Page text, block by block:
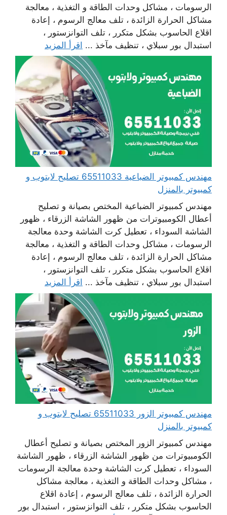
الرسومات ، مشاكل وحدات الطاقة و التغذية ، معالجة
مشاكل الحرارة الزائدة ، تلف معالج الرسوم ، إعادة
اقلاع الحاسوب بشكل متكرر ، تلف التوانزستور ،
استبدال بور سبلاي ، تنظيف مآخذ ... اقرأ المزيد
مهندس كمبيوتر الضباعية 65511033 تصليح لابتوب و
كمبيوتر بالمنزل
مهندس كمبيوتر الضباعية المختص بصيانة و تصليح
أعطال الكومبيوترات من ظهور الشاشة الزرقاء ، ظهور
الشاشة السوداء ، تعطيل كرت الشاشة وحدة معالجة
الرسومات ، مشاكل وحدات الطاقة و التغذية ، معالجة
مشاكل الحرارة الزائدة ، تلف معالج الرسوم ، إعادة
اقلاع الحاسوب بشكل متكرر ، تلف التوانزستور ،
استبدال بور سبلاي ، تنظيف مآخذ ... اقرأ المزيد
مهندس كمبيوتر الزور 65511033 تصليح لابتوب و
كمبيوتر بالمنزل
مهندس كمبيوتر الزور المختص بصيانة و تصليح أعطال
الكومبيوترات من ظهور الشاشة الزرقاء ، ظهور الشاشة
السوداء ، تعطيل كرت الشاشة وحدة معالجة الرسومات
، مشاكل وحدات الطاقة و التغذية ، معالجة مشاكل
الحرارة الزائدة ، تلف معالج الرسوم ، إعادة اقلاع
الحاسوب بشكل متكرر ، تلف التوانزستور ، استبدال بور